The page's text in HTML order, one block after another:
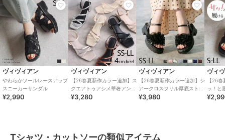
ブランド フレディ＆グロスター
ショップ フレディ＆グロスター
商品カテゴリ トップス ／Tシャツ・カットソ
ー
性別タイプ
レディース
トップス ／
Tシャツ・カットソ
ー
カラー オフホワイト、カーキ、ブラック
（本体）ポリエステル92% ポリウ
ヴィヴィアン
やわらかソールレースアップ
スニーカーサンダル
¥2,990
ヴィヴィアン
【26春夏新作カラー追加】ス
クエアトゥアシメ華奢アンク
ルストラップサンダル
¥3,280
ヴィヴィアン
【26春夏新作カラー追加】シ
アークロスフリル厚底ストラ
ップサンダル
¥3,980
ヴィ
【26
ッ！と
トクロ
Tシャツ・カットソーの類似アイテム